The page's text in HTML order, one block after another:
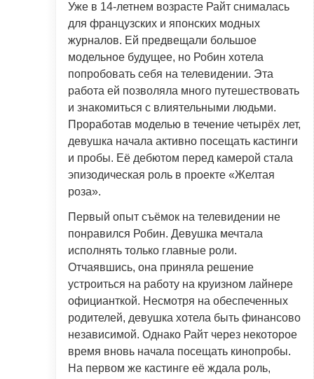
Уже в 14-летнем возрасте Райт снималась
для французских и японских модных
журналов. Ей предвещали большое
модельное будущее, но Робин хотела
попробовать себя на телевидении. Эта
работа ей позволяла много путешествовать
и знакомиться с влиятельными людьми.
Проработав моделью в течение четырёх лет,
девушка начала активно посещать кастинги
и пробы. Её дебютом перед камерой стала
эпизодическая роль в проекте «Желтая
роза».
Первый опыт съёмок на телевидении не
понравился Робин. Девушка мечтала
исполнять только главные роли.
Отчаявшись, она приняла решение
устроиться на работу на круизном лайнере
официанткой. Несмотря на обеспеченных
родителей, девушка хотела быть финансово
независимой. Однако Райт через некоторое
время вновь начала посещать кинопробы.
На первом же кастинге её ждала роль,